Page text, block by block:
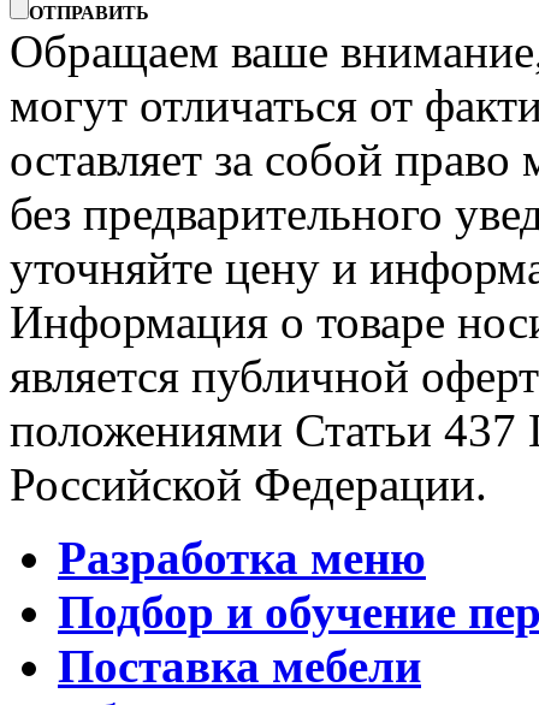
ОТПРАВИТЬ
Обращаем ваше
могут отличаться от
оставляет за собой право
без предварительного
уточняйте цену и
Информация о товаре
является публичной
положениями Статьи 437
Российской Федерации.
Разработка меню
Подбор и обучение
Поставка мебели